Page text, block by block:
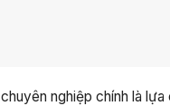
nghiệp chính là